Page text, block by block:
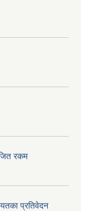
रकम
प्रतिवेदन